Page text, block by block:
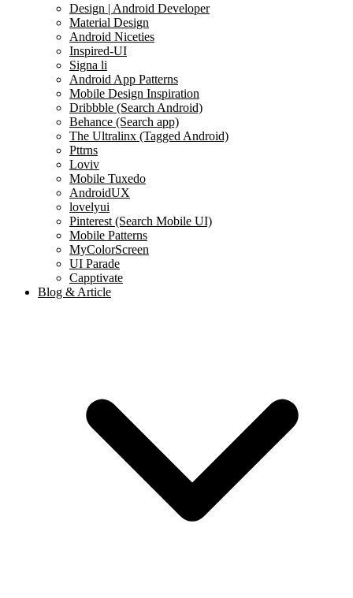
Design | Android Developer
Material Design
Android Niceties
Inspired-UI
Signa li
Android App Patterns
Mobile Design Inspiration
Dribbble (Search Android)
Behance (Search app)
The Ultralinx (Tagged Android)
Pttrns
Loviv
Mobile Tuxedo
AndroidUX
lovelyui
Pinterest (Search Mobile UI)
Mobile Patterns
MyColorScreen
UI Parade
Capptivate
Blog & Article